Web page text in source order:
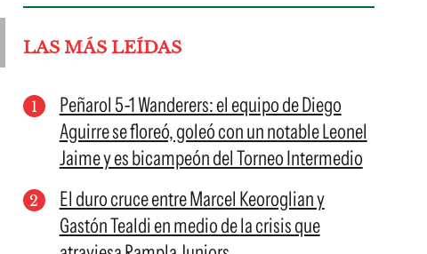
LAS MÁS LEÍDAS
Peñarol 5-1 Wanderers: el equipo de Diego
Aguirre se floreó, goleó con un notable Leonel
Jaime y es bicampeón del Torneo Intermedio
El duro cruce entre Marcel Keoroglian y
Gastón Tealdi en medio de la crisis que